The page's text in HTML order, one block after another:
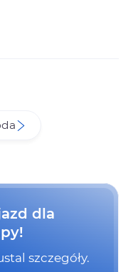
dla
szczegóły.